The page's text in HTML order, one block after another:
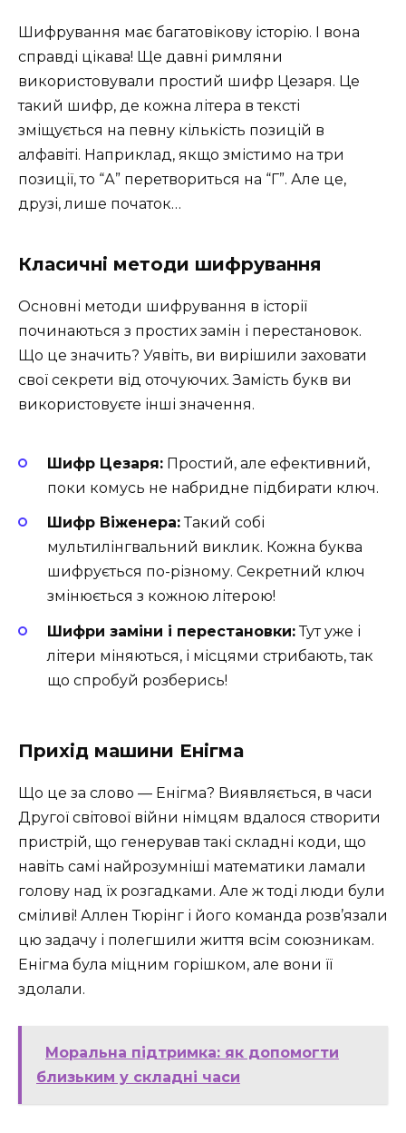
Шифрування має багатовікову історію. І вона
справді цікава! Ще давні римляни
використовували простий шифр Цезаря. Це
такий шифр, де кожна літера в тексті
зміщується на певну кількість позицій в
алфавіті. Наприклад, якщо змістимо на три
позиції, то “А” перетвориться на “Г”. Але це,
друзі, лише початок…
Класичні методи шифрування
Основні методи шифрування в історії
починаються з простих замін і перестановок.
Що це значить? Уявіть, ви вирішили заховати
свої секрети від оточуючих. Замість букв ви
використовуєте інші значення.
Шифр Цезаря: Простий, але ефективний,
поки комусь не набридне підбирати ключ.
Шифр Віженера:Такий собі
мультилінгвальний виклик. Кожна буква
шифрується по-різному. Секретний ключ
змінюється з кожною літерою!
Шифри заміни і перестановки:Тут уже і
літери міняються, і місцями стрибають, так
що спробуй розберись!
Прихід машини Енігма
Що це за слово — Енігма? Виявляється, в часи
Другої світової війни німцям вдалося створити
пристрій, що генерував такі складні коди, що
навіть самі найрозумніші математики ламали
голову над їх розгадками. Але ж тоді люди були
сміливі! Аллен Тюрінг і його команда розв’язали
цю задачу і полегшили життя всім союзникам.
Енігма була міцним горішком, але вони її
здолали.
Моральна підтримка: як допомогти
близьким у складні часи